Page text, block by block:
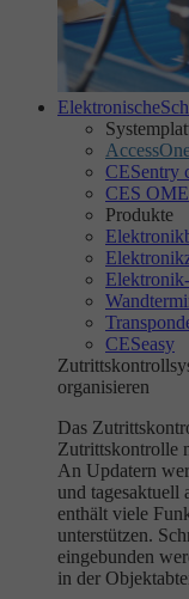
Elektronische
CESentry
CES
Produkte
CESeasy
organisieren
Das
Zutrittskontrolle
An Updatern
und tagesaktuell
enthält viele
unterstützen.
eingebunden
in der